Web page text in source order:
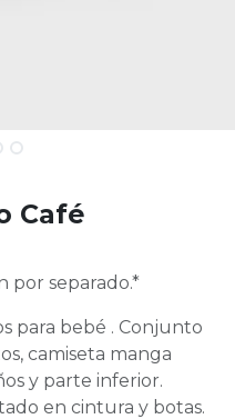
Café
por separado.*
para bebé . Conjunto
camiseta manga
y parte inferior.
en cintura y botas.